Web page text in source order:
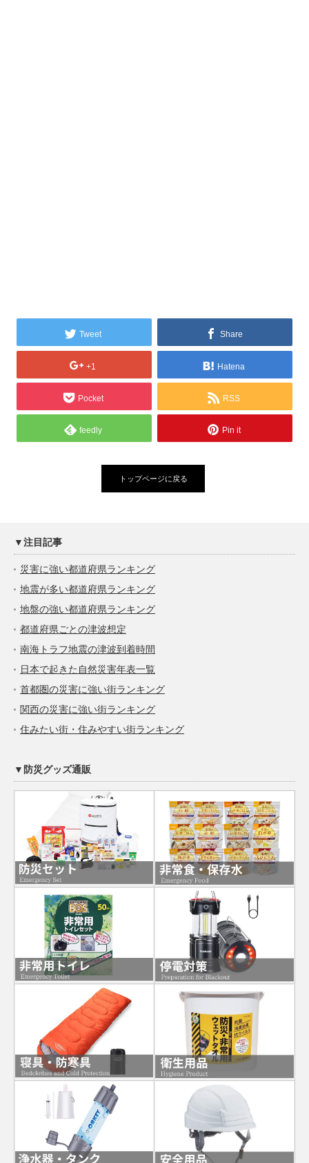
Tweet Share
+1 Hatena
Pocket RSS
feedly Pin it
トップページに戻る
▼注目記事
災害に強い都道府県ランキング
地震が多い都道府県ランキング
地盤の強い都道府県ランキング
都道府県ごとの津波想定
南海トラフ地震の津波到着時間
日本で起きた自然災害年表一覧
首都圏の災害に強い街ランキング
関西の災害に強い街ランキング
住みたい街・住みやすい街ランキング
▼防災グッズ通販